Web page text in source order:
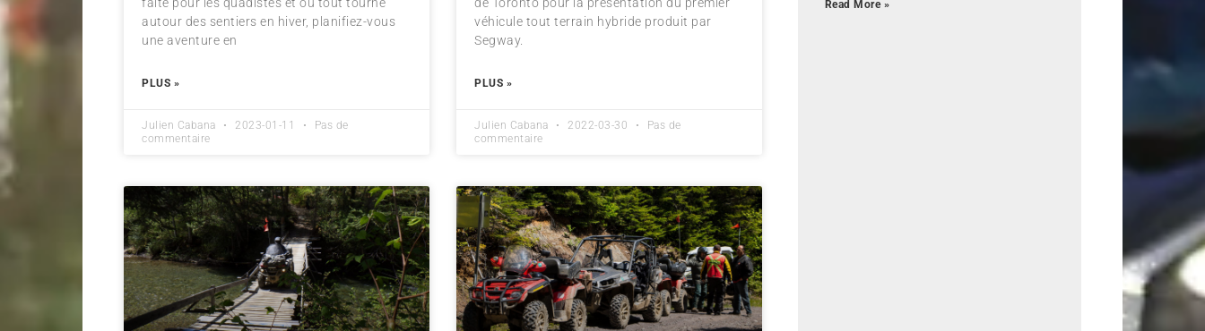
autour des sentiers en hiver, planifiez-vous
une aventure en
PLUS »
Julien Cabana 2023-01-11
Pas de
commentaire
véhicule tout terrain hybride produit par
Segway.
PLUS »
Julien Cabana 2022-03-30
Pas de
commentaire
Read More »